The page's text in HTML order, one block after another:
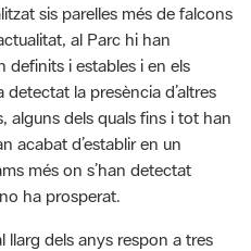
sis parelles més de falcons
al Parc hi han
definits i estables i en els
la presència d’altres
alguns dels quals fins i tot han
acabat d’establir en un
més on s’han detectat
ha prosperat.
llarg dels anys respon a tres